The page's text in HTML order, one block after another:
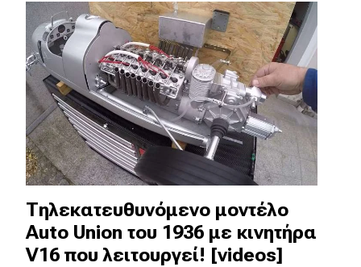
Τηλεκατευθυνόμενο μοντέλο
Auto Union του 1936 με κινητήρα
V16 που λειτουργεί! [videos]